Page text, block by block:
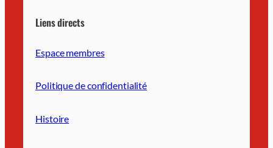
Liens directs
Espace membres
Politique de confidentialité
Histoire